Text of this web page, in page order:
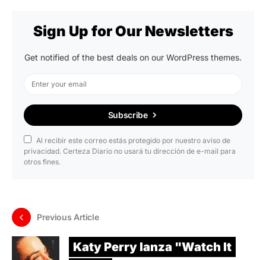
Sign Up for Our Newsletters
Get notified of the best deals on our WordPress themes.
Subscribe
Al recibir este correo estás protegido por nuestro aviso de
privacidad. Certeza Diario no usará tu dirección de e-mail para
otros fines.
Previous Article
Katy Perry lanza "Watch It